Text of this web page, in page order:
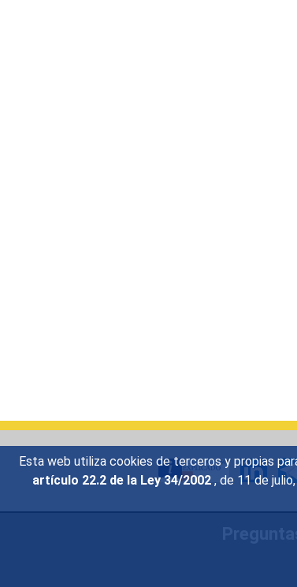
Esta web utiliza cookies de terceros y propias
artículo 22.2 de la Ley 34/2002 , de 11 de